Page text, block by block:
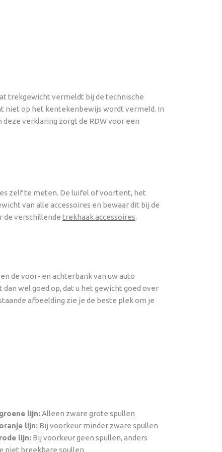
trekgewicht vermeldt bij de technische
niet op het kentekenbewijs wordt vermeld. In
verklaring zorgt de RDW voor een
zelf te meten. De luifel of voortent, het
van alle accessoires en bewaar dit bij de
de verschillende trekhaak accessoires.
de voor- en achterbank van uw auto
wel goed op, dat u het gewicht goed over
afbeelding zie je de beste plek om je
lijn:Alleen zware grote spullen
lijn:Bij voorkeur minder zware spullen
lijn:Bij voorkeur geen spullen, anders
niet breekbare spullen